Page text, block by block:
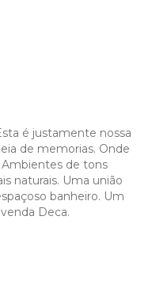
é justamente nossa
de memorias. Onde
de tons
naturais. Uma união
banheiro. Um
Deca.